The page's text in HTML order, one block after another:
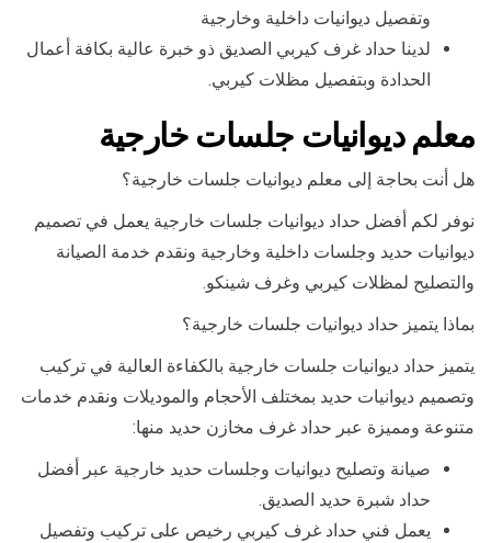
وتفصيل ديوانيات داخلية وخارجية
لدينا حداد غرف كيربي الصديق ذو خبرة عالية بكافة أعمال
الحدادة وبتفصيل مظلات كيربي.
معلم ديوانيات جلسات خارجية
هل أنت بحاجة إلى معلم ديوانيات جلسات خارجية؟
نوفر لكم أفضل حداد ديوانيات جلسات خارجية يعمل في تصميم
ديوانيات حديد وجلسات داخلية وخارجية ونقدم خدمة الصيانة
والتصليح لمظلات كيربي وغرف شينكو.
بماذا يتميز حداد ديوانيات جلسات خارجية؟
يتميز حداد ديوانيات جلسات خارجية بالكفاءة العالية في تركيب
وتصميم ديوانيات حديد بمختلف الأحجام والموديلات ونقدم خدمات
متنوعة ومميزة عبر حداد غرف مخازن حديد منها:
صيانة وتصليح ديوانيات وجلسات حديد خارجية عبر أفضل
حداد شبرة حديد الصديق.
يعمل فني حداد غرف كيربي رخيص على تركيب وتفصيل